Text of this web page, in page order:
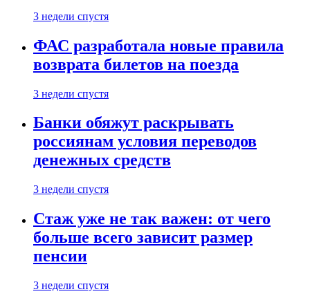
3 недели спустя
ФАС разработала новые правила
возврата билетов на поезда
3 недели спустя
Банки обяжут раскрывать
россиянам условия переводов
денежных средств
3 недели спустя
Стаж уже не так важен: от чего
больше всего зависит размер
пенсии
3 недели спустя